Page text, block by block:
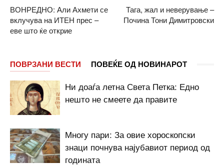
ВОНРЕДНО: Али Ахмети се
вклучува на ИТЕН прес –
еве што ќе открие
Тага, жал и неверување –
Почина Тони Димитровски
ПОВРЗАНИ ВЕСТИ ПОВЕЌЕ ОД НОВИНАРОТ
Ни доаѓа летна Света Петка: Едно
нешто не смеете да правите
Многу пари: За овие хороскопски
знаци почнува најубавиот период од
годината